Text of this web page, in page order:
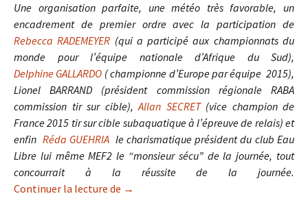
Une organisation parfaite, une météo très favorable, un
encadrement de premier ordre avec la participation de
Rebecca RADEMEYER (qui a participé aux championnats du
monde pour l’équipe nationale d’Afrique du Sud),
Delphine GALLARDO ( championne d’Europe par équipe 2015),
Lionel BARRAND (président commission régionale RABA
commission tir sur cible),Allan SECRET (vice champion de
France 2015 tir sur cible subaquatique à l’épreuve de relais) et
enfin Réda GUEHRIAle charismatique président du club Eau
Libre lui même MEF2 le “monsieur sécu” de la journée, tout
concourrait à la réussite de la journée.
Continuer la lecture de Essai transformé pour la deuxième
→